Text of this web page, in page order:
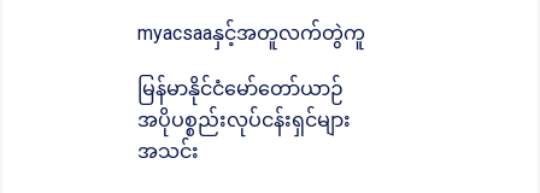
myacsaaနှင့်အတူလက်တွဲကူ
မြန်မာနိုင်ငံမော်တော်ယာဉ်
အပိုပစ္စည်းလုပ်ငန်းရှင်များ
အသင်း